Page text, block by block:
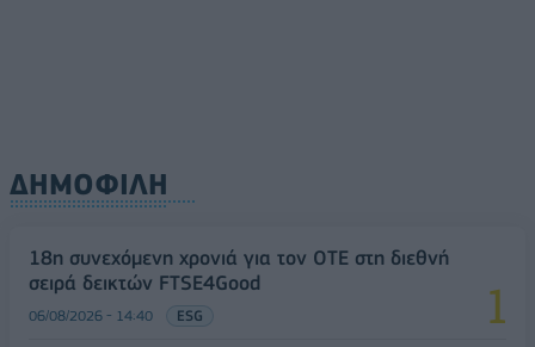
ΔΗΜΟΦΙΛΗ
18η συνεχόμενη χρονιά για τον ΟΤΕ στη διεθνή
σειρά δεικτών FTSE4Good
06/08/2026 - 14:40 ESG